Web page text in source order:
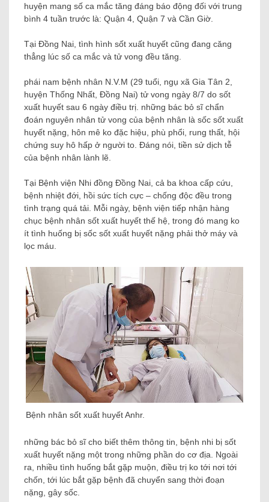
huyện mang số ca mắc tăng đáng báo động đối với trung
bình 4 tuần trước là: Quận 4, Quận 7 và Cần Giờ.
Tại Đồng Nai, tình hình sốt xuất huyết cũng đang căng
thẳng lúc số ca mắc và tử vong đều tăng.
phái nam bệnh nhân N.V.M (29 tuổi, ngụ xã Gia Tân 2,
huyện Thống Nhất, Đồng Nai) tử vong ngày 8/7 do sốt
xuất huyết sau 6 ngày điều trị. những bác bỏ sĩ chẩn
đoán nguyên nhân tử vong của bệnh nhân là sốc sốt xuất
huyết nặng, hôn mê ko đặc hiệu, phù phổi, rung thất, hội
chứng suy hô hấp ở người to. Đáng nói, tiền sử dịch tễ
của bệnh nhân lành lẽ.
Tại Bệnh viện Nhi đồng Đồng Nai, cả ba khoa cấp cứu,
bệnh nhiệt đới, hồi sức tích cực – chống độc đều trong
tình trạng quá tải. Mỗi ngày, bệnh viện tiếp nhận hàng
chục bệnh nhân sốt xuất huyết thế hệ, trong đó mang ko
ít tình huống bị sốc sốt xuất huyết nặng phải thở máy và
lọc máu.
Bệnh nhân sốt xuất huyết Anhr.
những bác bỏ sĩ cho biết thêm thông tin, bệnh nhi bị sốt
xuất huyết nặng một trong những phần do cơ địa. Ngoài
ra, nhiều tình huống bắt gặp muộn, điều trị ko tới nơi tới
chốn, tới lúc bắt gặp bệnh đã chuyển sang thời đoạn
nặng, gây sốc.